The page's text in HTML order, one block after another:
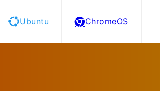
Ubuntu ChromeOS